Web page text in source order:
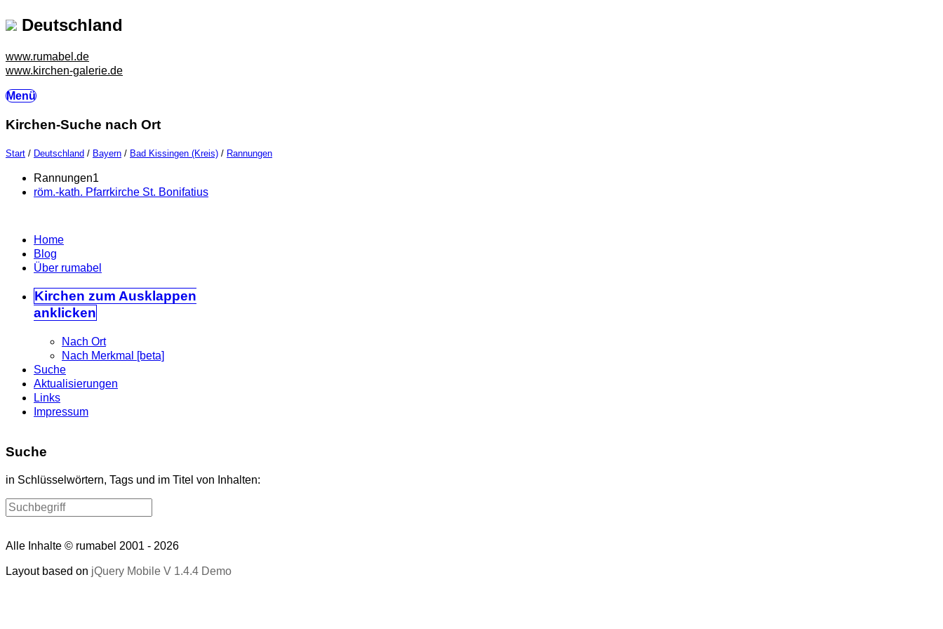
Deutschland
www.rumabel.de
www.kirchen-galerie.de
Menü
Kirchen-Suche nach Ort
Start / Deutschland / Bayern / Bad Kissingen (Kreis) / Rannungen
Rannungen1
röm.-kath. Pfarrkirche St. Bonifatius
Home
Blog
Über rumabel
Kirchen zum Ausklappen
anklicken
Nach Ort
Nach Merkmal [beta]
Suche
Aktualisierungen
Links
Impressum
Suche
in Schlüsselwörtern, Tags und im Titel von Inhalten:
Alle Inhalte © rumabel 2001 - 2026
Layout based on jQuery Mobile V 1.4.4 Demo